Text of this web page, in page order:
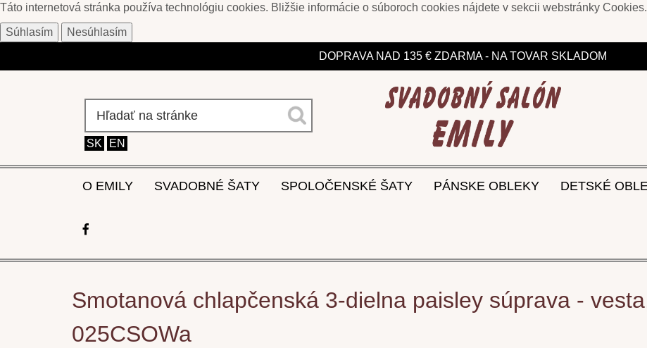
Táto internetová stránka používa technológiu cookies. Bližšie informácie o súboroch cookies nájdete v sekcii webstránky Cookies.
Súhlasím Nesúhlasím
DOPRAVA NAD 135 € ZDARMA - NA TOVAR SKLADOM
SK EN
O EMILY SVADOBNÉ ŠATY SPOLOČENSKÉ ŠATY PÁNSKE OBLEKY DETSKÉ
Smotanová chlapčenská 3-dielna paisley súprava -
025CSOWa